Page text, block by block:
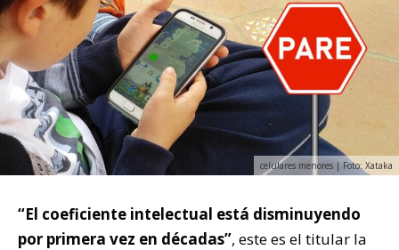
celulares menores | Foto: Xataka
“El coeficiente intelectual está disminuyendo
por primera vez en décadas”, este es el titular la